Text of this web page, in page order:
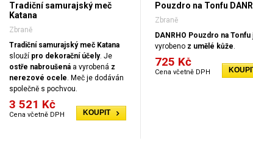
Tradiční samurajský meč
Katana
Zbraně
Tradiční samurajský meč Katana
slouží pro dekorační účely. Je
ostře nabroušená a vyrobená z
nerezové ocele. Meč je dodáván
společně s pochvou.
KOUPIT
3 521 Kč
Cena včetně DPH
Pouzdro na Tonfu
Zbraně
DANRHO Pouzdro na Tonfu
vyrobeno z umělé kůže.
725 Kč
Cena včetně DPH